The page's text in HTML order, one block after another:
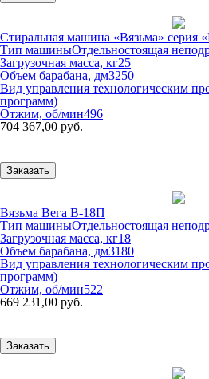
Стиральная машина «Вязьма» серия
Тип машиныОтдельностоящая
Загрузочная масса, кг25
Объем барабана, дм3250
Вид управления технологическим
программ)
Отжим, об/мин496
704 367,00 руб.
Заказать
Вязьма Вега В-18П
Тип машиныОтдельностоящая
Загрузочная масса, кг18
Объем барабана, дм3180
Вид управления технологическим
программ)
Отжим, об/мин522
669 231,00 руб.
Заказать